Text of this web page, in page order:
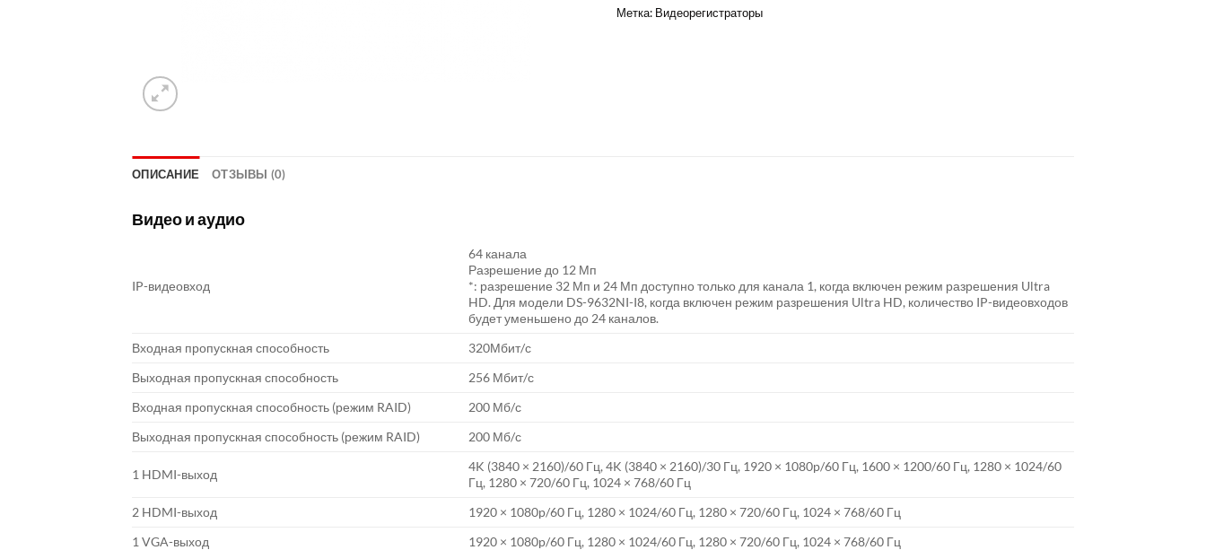
Метка: Видеорегистраторы
ОПИСАНИЕ ОТЗЫВЫ (0)
Видео и аудио
IP-видеовход
64 канала
Разрешение до 12 Мп
*: разрешение 32 Мп и 24 Мп доступно только для канала 1, когда включен режим разрешения Ultra
HD. Для модели DS-9632NI-I8, когда включен режим разрешения Ultra HD, количество IP-видеовходов
будет уменьшено до 24 каналов.
Входная пропускная способность
320Мбит/с
Выходная пропускная способность
256 Мбит/с
Входная пропускная способность (режим RAID)
200 Мб/с
Выходная пропускная способность (режим RAID)
200 Мб/с
1 HDMI-выход
4K (3840 × 2160)/60 Гц, 4K (3840 × 2160)/30 Гц, 1920 × 1080p/60 Гц, 1600 × 1200/60 Гц, 1280 × 1024/60
Гц, 1280 × 720/60 Гц, 1024 × 768/60 Гц
2 HDMI-выход
1920 × 1080p/60 Гц, 1280 × 1024/60 Гц, 1280 × 720/60 Гц, 1024 × 768/60 Гц
1 VGA-выход
1920 × 1080p/60 Гц, 1280 × 1024/60 Гц, 1280 × 720/60 Гц, 1024 × 768/60 Гц